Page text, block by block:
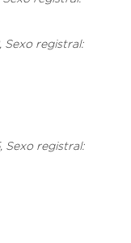
Sexo registral:
Sexo registral: